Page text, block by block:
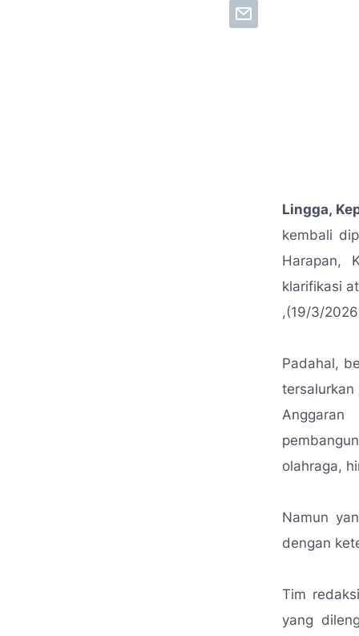
Lingga,
kembali
Harapan,
klarifikasi
,(19/3/
Padahal,
olahraga,
Namun
dengan
Tim
yang